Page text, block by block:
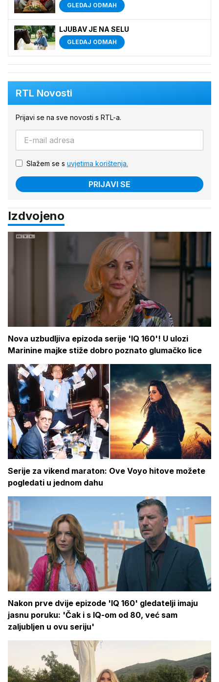
GLEDAJ ODMAH
LJUBAV JE NA SELU
GLEDAJ ODMAH
RTL Novosti
Prijavi se na sve novosti s RTL-a.
Slažem se s uvjetima korištenja.
PRIJAVI SE
Izdvojeno
Nova uzbudljiva epizoda serije 'IQ 160'! U ulozi
Marinine majke stiže dobro poznato glumačko lice
Serije za vikend maraton: Ove Voyo hitove možete
pogledati u jednom dahu
Nakon prve dvije epizode 'IQ 160' gledatelji imaju
jasnu poruku: 'Čak i s IQ-om od 80, već sam
zaljubljen u ovu seriju'